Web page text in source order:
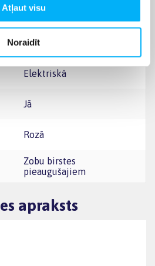
Atļaut visu
Noraidīt
Līdz 2 nedēļām
+ 3
Elektriskā
Jā
Rozā
Zobu birstes
pieaugušajiem
apraksts